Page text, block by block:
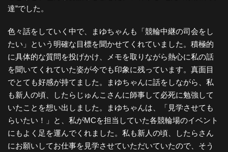
達”でした。
色々話をしていく中で、まゆちゃんも「競輪中継の司会をし
たい」という明確な目標を聞かせてくれていました。積極的
に具体的な質問を投げかけ、メモを取りながら熱心に私の話
を聞いてくれていた姿が今でも印象に残っています。真面目
でとても好感が持てました。まゆちゃんに話をしながら、私
も新人の頃、したらじゅんこさんに師事して必死に勉強して
いたことを想い出しました。まゆちゃんは、「見学させても
らいたい！」と、私がMCを担当していた各競輪場のイベント
にもよく足を運んでくれました。私も新人の頃、したらさん
にお願いしてお仕事を見学させていただいていたので、そう